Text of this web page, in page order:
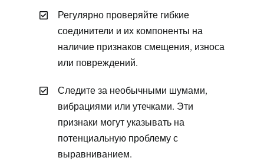
Регулярно проверяйте гибкие
соединители и их компоненты на
наличие признаков смещения, износа
или повреждений.
Следите за необычными шумами,
вибрациями или утечками. Эти
признаки могут указывать на
потенциальную проблему с
выравниванием.